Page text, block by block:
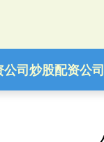
司炒股配资公司